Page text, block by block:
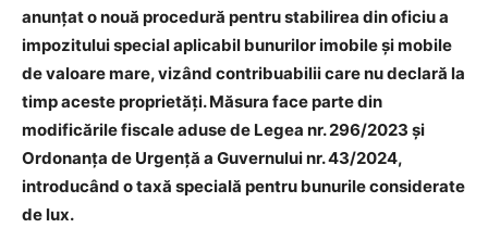
anunțat o nouă procedură pentru stabilirea din oficiu a
impozitului special aplicabil bunurilor imobile și mobile
de valoare mare, vizând contribuabilii care nu declară la
timp aceste proprietăți. Măsura face parte din
modificările fiscale aduse de Legea nr. 296/2023 și
Ordonanța de Urgență a Guvernului nr. 43/2024,
introducând o taxă specială pentru bunurile considerate
de lux.